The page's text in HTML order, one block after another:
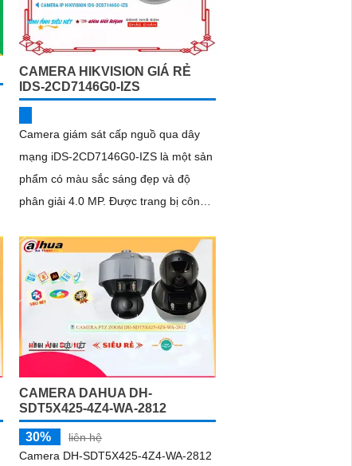
CAMERA HIKVISION GIÁ RẺ
IDS-2CD7146G0-IZS
Camera giám sát cấp nguồ qua dây
mạng iDS-2CD7146G0-IZS là một sản
phẩm có màu sắc sáng đẹp và độ
phân giải 4.0 MP. Được trang bị công
dụng...
CAMERA DAHUA DH-
SDT5X425-4Z4-WA-2812
30%
liên hệ
Camera DH-SDT5X425-4Z4-WA-2812